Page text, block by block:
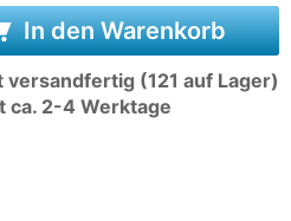
In den Warenkorb
versandfertig (121 auf Lager)
ca. 2-4 Werktage